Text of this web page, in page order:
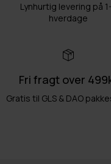
Lynhurtig levering på
hverdage
Fri fragt over
Gratis til GLS & DAO